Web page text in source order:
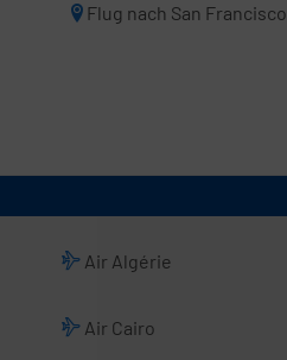
Flug nach San Francisco
Air Algérie
Air Cairo